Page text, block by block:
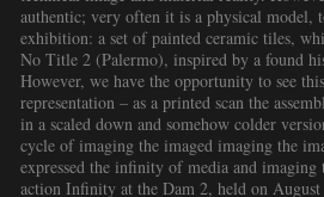
authentic; very often it is a physical model,
exhibition: a set of painted ceramic tiles,
No Title 2 (Palermo), inspired by a found
However, we have the opportunity to see
representation – as a printed scan the
in a scaled down and somehow colder
cycle of imaging the imaged imaging the
expressed the infinity of media and imaging
action Infinity at the Dam 2, held on